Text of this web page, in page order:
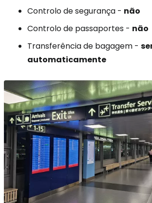
Controlo de segurança - não
Controlo de passaportes - não
Transferência de bagagem -
automaticamente